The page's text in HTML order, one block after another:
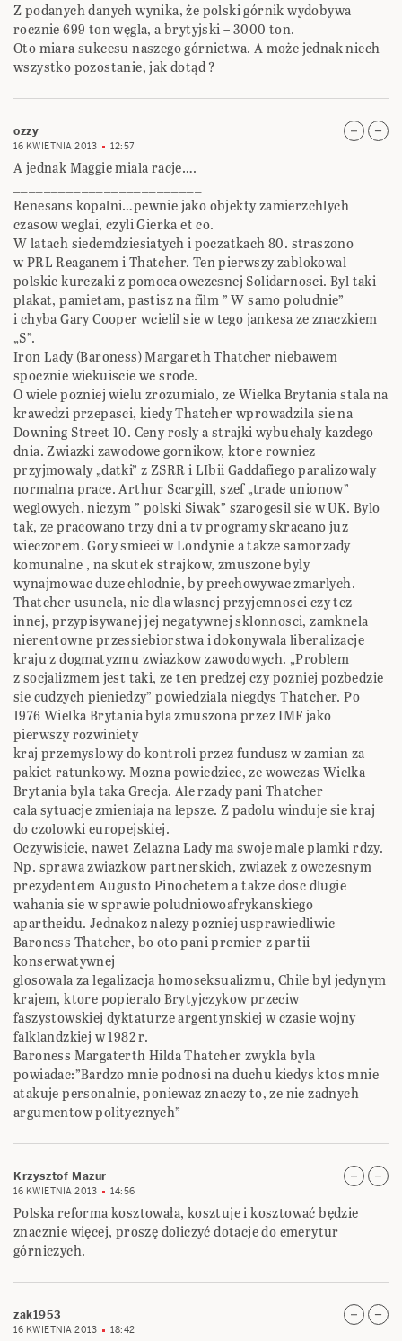
Z podanych danych wynika, że polski górnik wydobywa
rocznie 699 ton węgla, a brytyjski – 3000 ton.
Oto miara sukcesu naszego górnictwa. A może jednak niech
wszystko pozostanie, jak dotąd ?
ozzy
16 KWIETNIA 2013 12:57
A jednak Maggie miala racje….
Renesans kopalni…pewnie jako objekty zamierzchlych
czasow weglai, czyli Gierka et co.
W latach siedemdziesiatych i poczatkach 80. straszono
w PRL Reaganem i Thatcher. Ten pierwszy zablokowal
polskie kurczaki z pomoca owczesnej Solidarnosci. Byl taki
plakat, pamietam, pastisz na film ” W samo poludnie”
i chyba Gary Cooper wcielil sie w tego jankesa ze znaczkiem
„S”.
Iron Lady (Baroness) Margareth Thatcher niebawem
spocznie wiekuiscie we srode.
O wiele pozniej wielu zrozumialo, ze Wielka Brytania stala na
krawedzi przepasci, kiedy Thatcher wprowadzila sie na
Downing Street 10. Ceny rosly a strajki wybuchaly kazdego
dnia. Zwiazki zawodowe gornikow, ktore rowniez
przyjmowaly „datki” z ZSRR i LIbii Gaddafiego paralizowaly
normalna prace. Arthur Scargill, szef „trade unionow”
weglowych, niczym ” polski Siwak” szarogesil sie w UK. Bylo
tak, ze pracowano trzy dni a tv programy skracano juz
wieczorem. Gory smieci w Londynie a takze samorzady
komunalne , na skutek strajkow, zmuszone byly
wynajmowac duze chlodnie, by prechowywac zmarlych.
Thatcher usunela, nie dla wlasnej przyjemnosci czy tez
innej, przypisywanej jej negatywnej sklonnosci, zamknela
nierentowne przessiebiorstwa i dokonywala liberalizacje
kraju z dogmatyzmu zwiazkow zawodowych. „Problem
z socjalizmem jest taki, ze ten predzej czy pozniej pozbedzie
sie cudzych pieniedzy” powiedziala niegdys Thatcher. Po
1976 Wielka Brytania byla zmuszona przez IMF jako
pierwszy rozwiniety
kraj przemyslowy do kontroli przez fundusz w zamian za
pakiet ratunkowy. Mozna powiedziec, ze wowczas Wielka
Brytania byla taka Grecja. Ale rzady pani Thatcher
cala sytuacje zmieniaja na lepsze. Z padolu winduje sie kraj
do czolowki europejskiej.
Oczywisicie, nawet Zelazna Lady ma swoje male plamki rdzy.
Np. sprawa zwiazkow partnerskich, zwiazek z owczesnym
prezydentem Augusto Pinochetem a takze dosc dlugie
wahania sie w sprawie poludniowoafrykanskiego
apartheidu. Jednakoz nalezy pozniej usprawiedliwic
Baroness Thatcher, bo oto pani premier z partii
konserwatywnej
glosowala za legalizacja homoseksualizmu, Chile byl jedynym
krajem, ktore popieralo Brytyjczykow przeciw
faszystowskiej dyktaturze argentynskiej w czasie wojny
falklandzkiej w 1982 r.
Baroness Margaterth Hilda Thatcher zwykla byla
powiadac:”Bardzo mnie podnosi na duchu kiedys ktos mnie
atakuje personalnie, poniewaz znaczy to, ze nie zadnych
argumentow politycznych”
Krzysztof Mazur
16 KWIETNIA 2013 14:56
Polska reforma kosztowała, kosztuje i kosztować będzie
znacznie więcej, proszę doliczyć dotacje do emerytur
górniczych.
zak1953
16 KWIETNIA 2013 18:42